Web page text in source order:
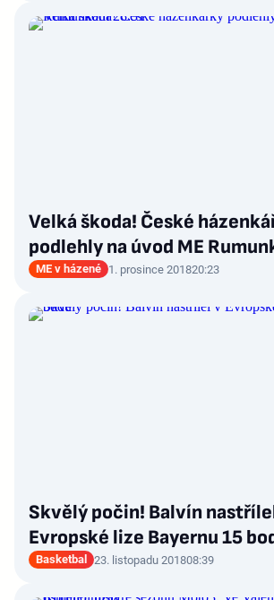
Velká škoda! České
podlehly na úvod ME
ME v házené 1. prosince 201820:23
Skvělý počin! Balvín
Evropské lize Bayernu 15
Basketbal 23. listopadu 201808:39